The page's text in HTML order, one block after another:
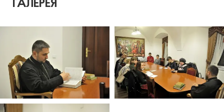
ГАЛЕРЕЯ